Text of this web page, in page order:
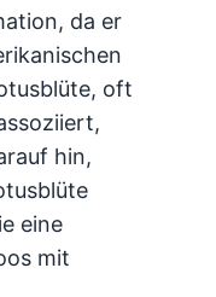
da er
oft
hin,
eine
mit